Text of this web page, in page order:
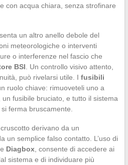
con acqua chiara, senza strofinare
un altro anello debole del
meteorologiche o interventi
o interferenze nel fascio che
BSI . Un controllo visivo attento,
può rivelarsi utile. I fusibili
ruolo chiave: rimuoveteli uno a
fusibile bruciato, e tutto il sistema
ferma bruscamente.
derivano da un
un semplice falso contatto. L’uso di
Diagbox, consente di accedere ai
sistema e di individuare più